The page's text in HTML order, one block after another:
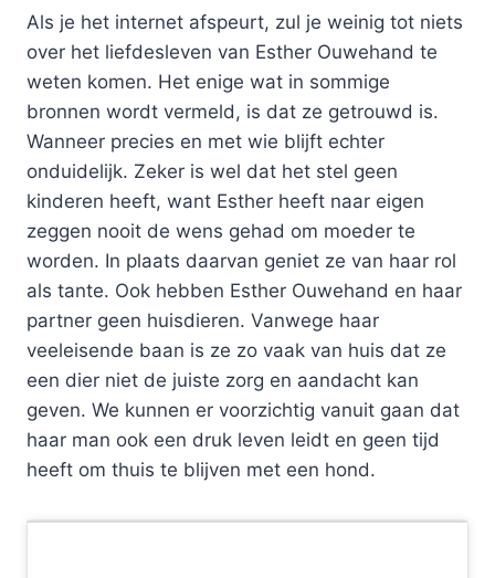
Als je het internet afspeurt, zul je weinig tot niets
over het liefdesleven van Esther Ouwehand te
weten komen. Het enige wat in sommige
bronnen wordt vermeld, is dat ze getrouwd is.
Wanneer precies en met wie blijft echter
onduidelijk. Zeker is wel dat het stel geen
kinderen heeft, want Esther heeft naar eigen
zeggen nooit de wens gehad om moeder te
worden. In plaats daarvan geniet ze van haar rol
als tante. Ook hebben Esther Ouwehand en haar
partner geen huisdieren. Vanwege haar
veeleisende baan is ze zo vaak van huis dat ze
een dier niet de juiste zorg en aandacht kan
geven. We kunnen er voorzichtig vanuit gaan dat
haar man ook een druk leven leidt en geen tijd
heeft om thuis te blijven met een hond.